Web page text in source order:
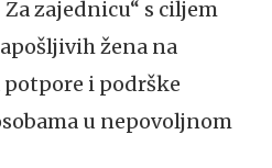
zajednicu“ s ciljem
žena na
i podrške
u nepovoljnom